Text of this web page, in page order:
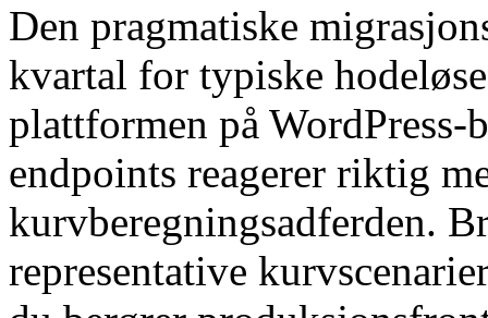
Den pragmatiske
kvartal for typiske
plattformen på
endpoints reagerer riktig
kurvberegningsadferden.
representative